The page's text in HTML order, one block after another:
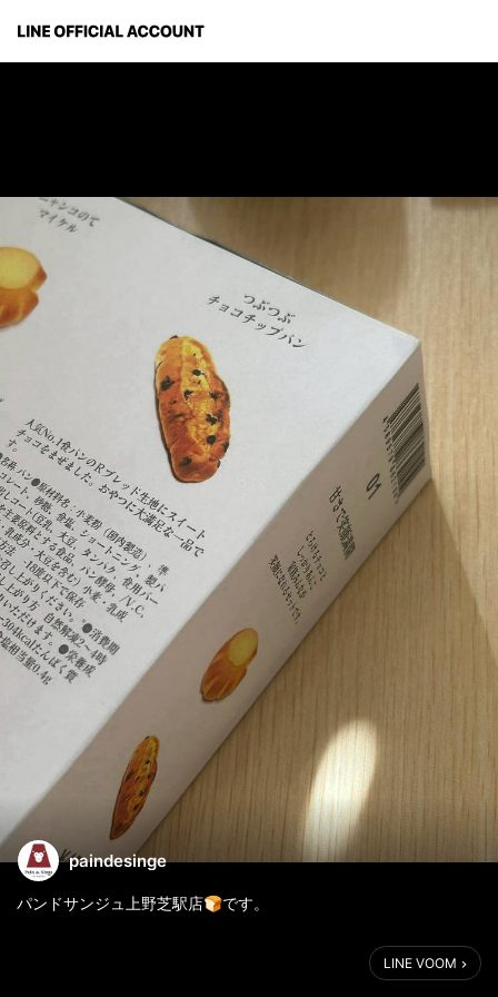
paindesinge
パンドサンジュ上野芝駅店🍞です。
ゴールデンウィーク最終日ですね、お疲れさまです☺️
LINE VOOM